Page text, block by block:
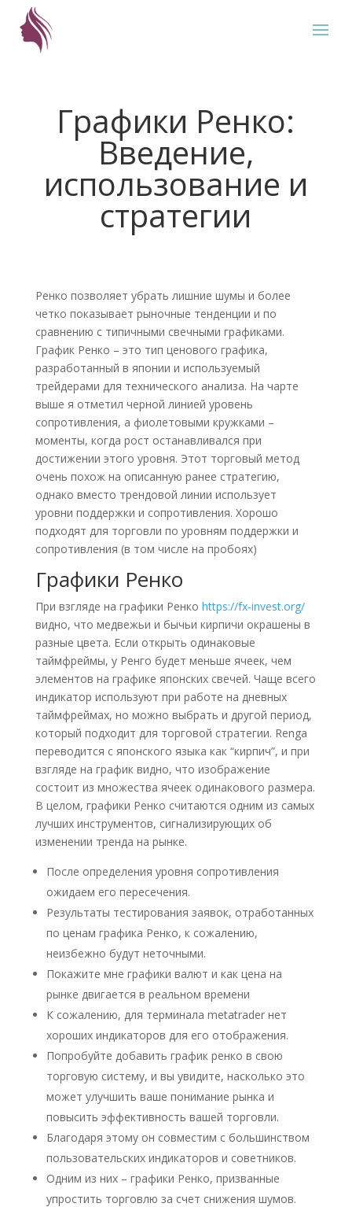
Графики Ренко:
Введение,
использование и
стратегии
Ренко позволяет убрать лишние шумы и более
четко показывает рыночные тенденции и по
сравнению с типичными свечными графиками.
График Ренко – это тип ценового графика,
разработанный в японии и используемый
трейдерами для технического анализа. На чарте
выше я отметил черной линией уровень
сопротивления, а фиолетовыми кружками –
моменты, когда рост останавливался при
достижении этого уровня. Этот торговый метод
очень похож на описанную ранее стратегию,
однако вместо трендовой линии использует
уровни поддержки и сопротивления. Хорошо
подходят для торговли по уровням поддержки и
сопротивления (в том числе на пробоях)
Графики Ренко
При взгляде на графики Ренко https://fx-invest.org/
видно, что медвежьи и бычьи кирпичи окрашены в
разные цвета. Если открыть одинаковые
таймфреймы, у Ренго будет меньше ячеек, чем
элементов на графике японских свечей. Чаще всего
индикатор используют при работе на дневных
таймфреймах, но можно выбрать и другой период,
который подходит для торговой стратегии. Renga
переводится с японского языка как “кирпич”, и при
взгляде на график видно, что изображение
состоит из множества ячеек одинакового размера.
В целом, графики Ренко считаются одним из самых
лучших инструментов, сигнализирующих об
изменении тренда на рынке.
После определения уровня сопротивления
ожидаем его пересечения.
Результаты тестирования заявок, отработанных
по ценам графика Ренко, к сожалению,
неизбежно будут неточными.
Покажите мне графики валют и как цена на
рынке двигается в реальном времени
К сожалению, для терминала metatrader нет
хороших индикаторов для его отображения.
Попробуйте добавить график ренко в свою
торговую систему, и вы увидите, насколько это
может улучшить ваше понимание рынка и
повысить эффективность вашей торговли.
Благодаря этому он совместим с большинством
пользовательских индикаторов и советников.
Одним из них – графики Ренко, призванные
упростить торговлю за счет снижения шумов.